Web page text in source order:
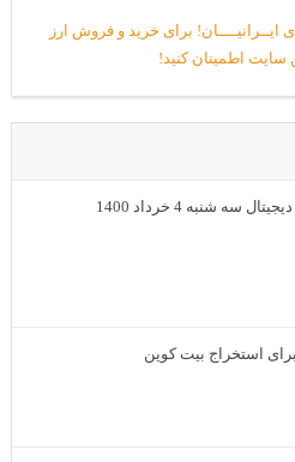
سه شنبه 4 خرداد 1400
استخراج بیت کوین